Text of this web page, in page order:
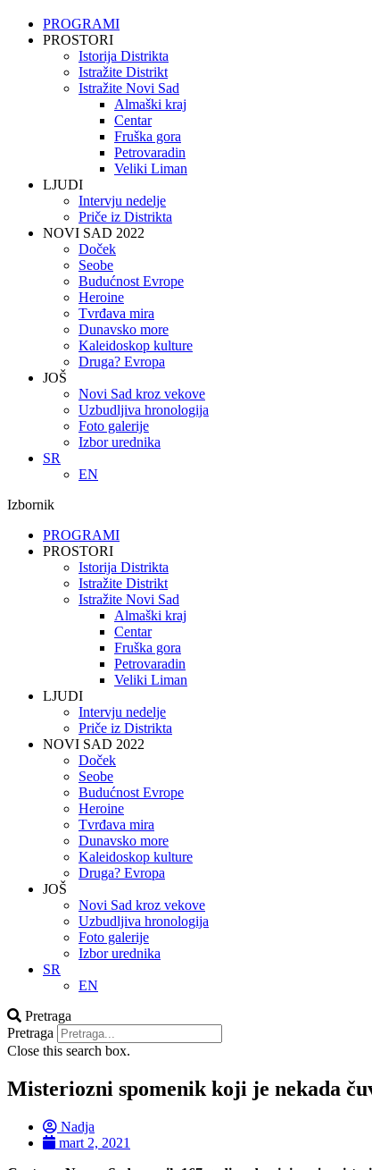
PROGRAMI
PROSTORI
Istorija Distrikta
Istražite Distrikt
Istražite Novi Sad
Almaški kraj
Centar
Fruška gora
Petrovaradin
Veliki Liman
LJUDI
Intervju nedelje
Priče iz Distrikta
NOVI SAD 2022
Doček
Seobe
Budućnost Evrope
Heroine
Tvrđava mira
Dunavsko more
Kaleidoskop kulture
Druga? Evropa
JOŠ
Novi Sad kroz vekove
Uzbudljiva hronologija
Foto galerije
Izbor urednika
SR
EN
Izbornik
PROGRAMI
PROSTORI
Istorija Distrikta
Istražite Distrikt
Istražite Novi Sad
Almaški kraj
Centar
Fruška gora
Petrovaradin
Veliki Liman
LJUDI
Intervju nedelje
Priče iz Distrikta
NOVI SAD 2022
Doček
Seobe
Budućnost Evrope
Heroine
Tvrđava mira
Dunavsko more
Kaleidoskop kulture
Druga? Evropa
JOŠ
Novi Sad kroz vekove
Uzbudljiva hronologija
Foto galerije
Izbor urednika
SR
EN
Pretraga
Pretraga
Close this search box.
Misteriozni spomenik koji je nekada
Nadja
mart 2, 2021